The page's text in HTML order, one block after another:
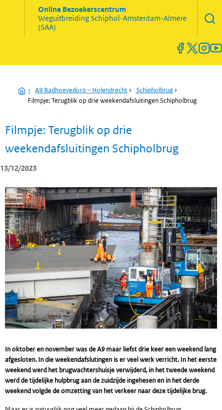
Online Bezoekerscentrum
WeguitbreidingSchiphol-Amsterdam-Almere
(SAA)
Home
› A9 Badhoevedorp – Holendrecht › Schipholbrug ›
Filmpje: Terugblik op drie weekendafsluitingen Schipholbrug
Filmpje: Terugblik op drie
weekendafsluitingen Schipholbrug
13/12/2023
In oktober en november was de A9 maar liefst drie keer een weekend lang
afgesloten. In die weekendafslutingen is er veel werk verricht. In het eerste
weekend werd het brugwachtershuisje verwijderd, in het tweede weekend
werd de tijdelijke hulpbrug aan de zuidzijde ingehesen en in het derde
weekend volgde de omzetting van het verkeer naar deze tijdelijke brug.